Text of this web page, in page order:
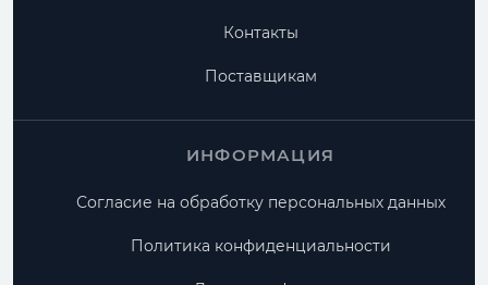
Контакты
Поставщикам
ИНФОРМАЦИЯ
Согласие на обработку персональных данных
Политика конфиденциальности